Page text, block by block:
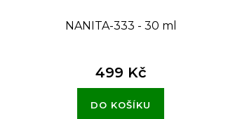
NANITA-333 - 30 ml
499 Kč
DO KOŠÍKU